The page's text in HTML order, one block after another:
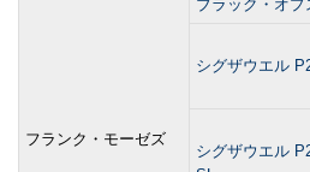
フランク・モーゼズ
ブラック・オプ
シグザウエル
シグザウエル